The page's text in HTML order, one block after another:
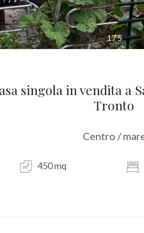
1/5
singola in vendita a
Tronto
Centro /
450 mq